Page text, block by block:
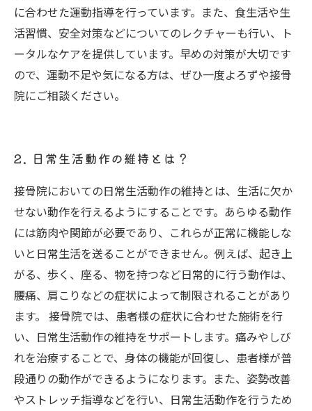
に合わせた運動指導を行っています。また、食生活や生
活習慣、安全対策などについてのレクチャーも行い、ト
ータルなケアを提供しています。早めの対策が大切です
ので、運動不足や気になる方は、ぜひ一度よろずや接骨
院にご相談ください。
2. 日常生活動作の維持とは？
接骨院においての日常生活動作の維持とは、生活に欠か
せない動作を行えるようにすることです。あらゆる動作
には筋肉や関節が必要であり、これらが正常に機能しな
いと日常生活を送ることができません。例えば、起き上
がる、歩く、座る、物を持つなど日常的に行う動作は、
腰痛、肩こりなどの症状によって制限されることがあり
ます。 接骨院では、患者様の症状に合わせた施術を行
い、日常生活動作の維持をサポートします。痛みやしび
れを治療することで、身体の機能が回復し、患者様が普
段通りの動作ができるようになります。また、姿勢改善
やストレッチ指導などを行い、日常生活動作を行うため